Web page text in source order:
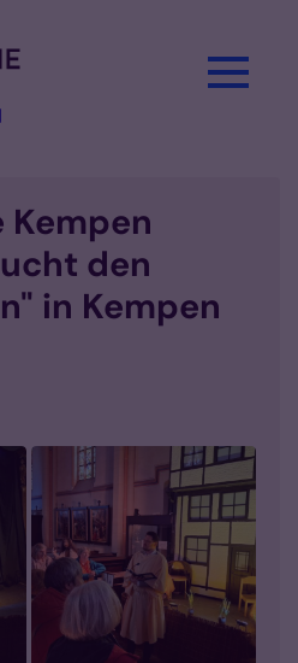
Kempen
den
in Kempen